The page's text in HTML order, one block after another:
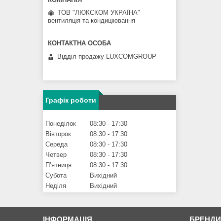
ТОВ "ЛЮКСКОМ УКРАЇНА"
вентиляція та кондиціювання
Відділ продажу LUXCOMGROUP
Графік роботи
Понеділок 08:30
17:30
Вівторок
08:30
17:30
Середа
08:30
17:30
Четвер
08:30
17:30
Пʼятниця
08:30
17:30
Субота
Вихідний
Неділя
Вихідний
ІНФОРМАЦІЯ БРЕНДИ